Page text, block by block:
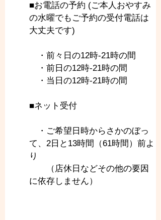
■お電話の予約 (ご本人おやすみ
の水曜でもご予約の受付電話は
大丈夫です)
・前々日の12時-21時の間
・前日の12時-21時の間
・当日の12時-21時の間
■ネット受付
・ご希望日時からさかのぼっ
て、2日と13時間（61時間）前よ
り
（店休日などその他の要因
に依存しません）